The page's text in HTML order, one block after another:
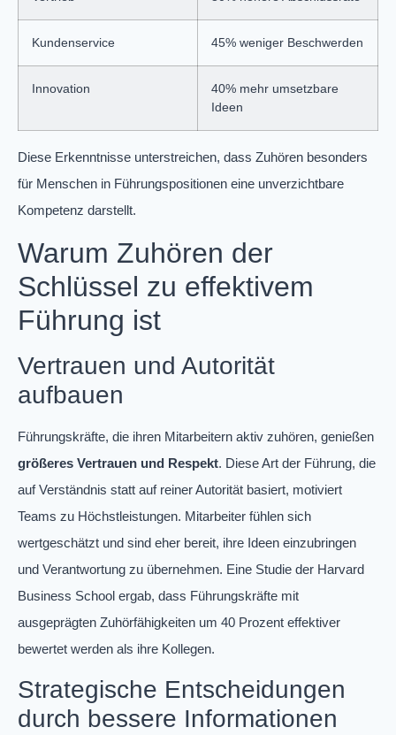
Kundenservice 45% weniger Beschwerden
Innovation
40% mehr umsetzbare
Ideen
Diese Erkenntnisse unterstreichen, dass Zuhören besonders
für Menschen in Führungspositionen eine unverzichtbare
Kompetenz darstellt.
Warum Zuhören der
Schlüssel zu effektivem
Führung ist
Vertrauen und Autorität
aufbauen
Führungskräfte, die ihren Mitarbeitern aktiv zuhören, genießen
größeres Vertrauen und Respekt. Diese Art der Führung, die
auf Verständnis statt auf reiner Autorität basiert, motiviert
Teams zu Höchstleistungen. Mitarbeiter fühlen sich
wertgeschätzt und sind eher bereit, ihre Ideen einzubringen
und Verantwortung zu übernehmen. Eine Studie der Harvard
Business School ergab, dass Führungskräfte mit
ausgeprägten Zuhörfähigkeiten um 40 Prozent effektiver
bewertet werden als ihre Kollegen.
Strategische Entscheidungen
durch bessere Informationen